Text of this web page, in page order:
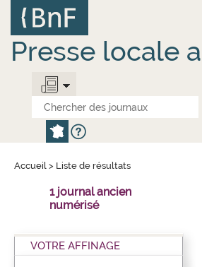
contenu
principal
Presse locale
Accueil > Liste de résultats
1 journal ancien
numérisé
VOTRE AFFINAGE
Panneau de gestion des cookies